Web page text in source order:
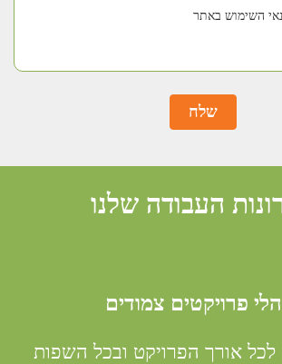
השימוש באתר
שלח
העבודה שלנו
פרויקטים צמודים
לכל אורך הפרויקט ובכל השפות